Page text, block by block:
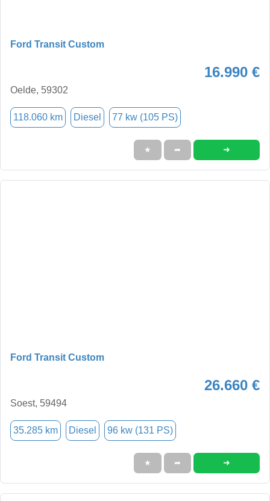
Ford Transit Custom
16.990 €
Oelde, 59302
118.060 km Diesel 77 kw (105 PS)
★ ➦ ➜
Ford Transit Custom
26.660 €
Soest, 59494
35.285 km Diesel 96 kw (131 PS)
★ ➦ ➜